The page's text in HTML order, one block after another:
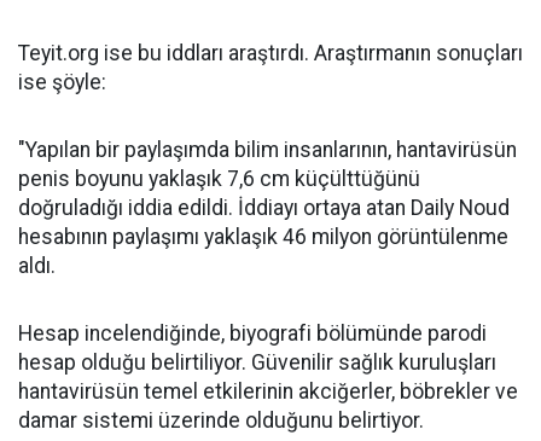
Teyit.org ise bu iddları araştırdı. Araştırmanın sonuçları
ise şöyle:
"Yapılan bir paylaşımda bilim insanlarının, hantavirüsün
penis boyunu yaklaşık 7,6 cm küçülttüğünü
doğruladığı iddia edildi. İddiayı ortaya atan Daily Noud
hesabının paylaşımı yaklaşık 46 milyon görüntülenme
aldı.
Hesap incelendiğinde, biyografi bölümünde parodi
hesap olduğu belirtiliyor. Güvenilir sağlık kuruluşları
hantavirüsün temel etkilerinin akciğerler, böbrekler ve
damar sistemi üzerinde olduğunu belirtiyor.